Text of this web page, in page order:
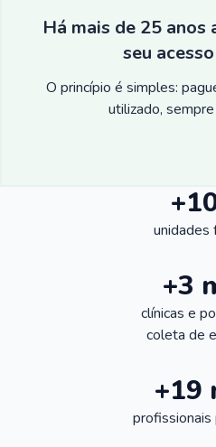
Há mais de 25
seu
O princípio é simples:
utilizado,
unidades
+3
clínicas e
coleta de
+19
profissionais